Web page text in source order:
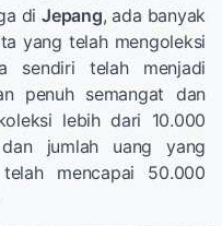
diJepang, ada banyak
yang telah mengoleksi
sendiri telah menjadi
penuh semangat dan
lebih dari 10.000
jumlah uang yang
mencapai 50.000